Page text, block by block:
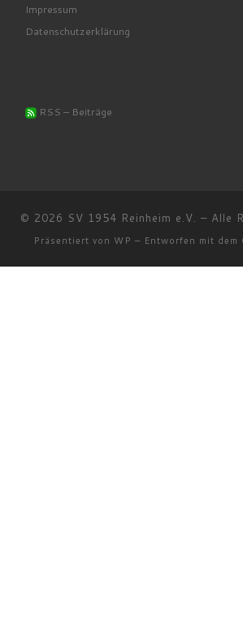
Impressum
Datenschutzerklärung
RSS – Beiträge
© 2026 SV 1954 Reinheim e.V. – Alle
Präsentiert von WP – Entworfen mit dem